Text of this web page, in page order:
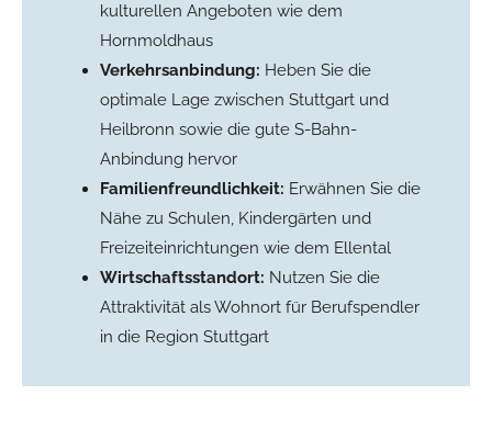
kulturellen Angeboten wie dem
Hornmoldhaus
Verkehrsanbindung: Heben Sie die
optimale Lage zwischen Stuttgart und
Heilbronn sowie die gute S-Bahn-
Anbindung hervor
Familienfreundlichkeit: Erwähnen Sie die
Nähe zu Schulen, Kindergärten und
Freizeiteinrichtungen wie dem Ellental
Wirtschaftsstandort: Nutzen Sie die
Attraktivität als Wohnort für Berufspendler
in die Region Stuttgart